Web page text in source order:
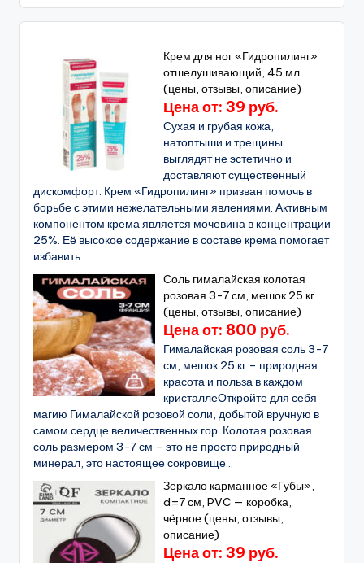
Крем для ног «Гидропилинг»
отшелушивающий, 45 мл
(цены, отзывы, описание)
Цена от: 39 руб.
Сухая и грубая кожа,
натоптыши и трещины
выглядят не эстетично и
доставляют существенный
дискомфорт. Крем «Гидропилинг» призван помочь в
борьбе с этими нежелательными явлениями. Активным
компонентом крема является мочевина в концентрации
25%. Её высокое содержание в составе крема помогает
избавить...
Соль гималайская колотая
розовая 3-7 см, мешок 25 кг
(цены, отзывы, описание)
Цена от: 800 руб.
Гималайская розовая соль 3-7
см, мешок 25 кг – природная
красота и польза в каждом
кристаллеОткройте для себя
магию Гималайской розовой соли, добытой вручную в
самом сердце величественных гор. Колотая розовая
соль размером 3-7 см – это не просто природный
минерал, это настоящее сокровище...
Зеркало карманное «Губы»,
d=7 см, PVC — коробка,
чёрное (цены, отзывы,
описание)
Цена от: 39 руб.